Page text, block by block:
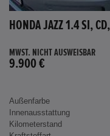
MWST. NICHT AUSWEISBAR
9.900 €
Außenfarbe
Innenausstattung
Kilometerstand